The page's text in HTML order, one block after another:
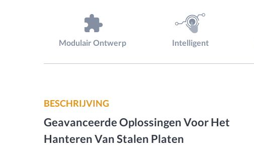
Modulair Ontwerp Intelligent
BESCHRIJVING
Geavanceerde Oplossingen Voor Het
Hanteren Van Stalen Platen